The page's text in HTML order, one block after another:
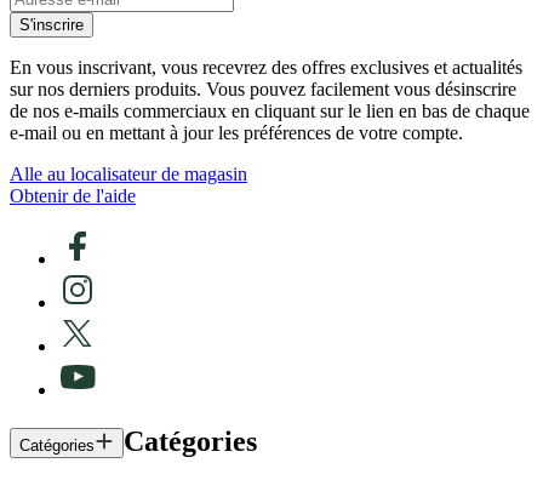
S'inscrire
En vous inscrivant, vous recevrez des offres exclusives et actualités
sur nos derniers produits. Vous pouvez facilement vous désinscrire
de nos e-mails commerciaux en cliquant sur le lien en bas de chaque
e-mail ou en mettant à jour les préférences de votre compte.
Alle au localisateur de magasin
Obtenir de l'aide
Catégories Catégories